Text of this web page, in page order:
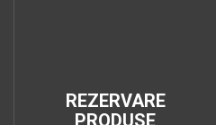
REZERVARE
PRODUSE